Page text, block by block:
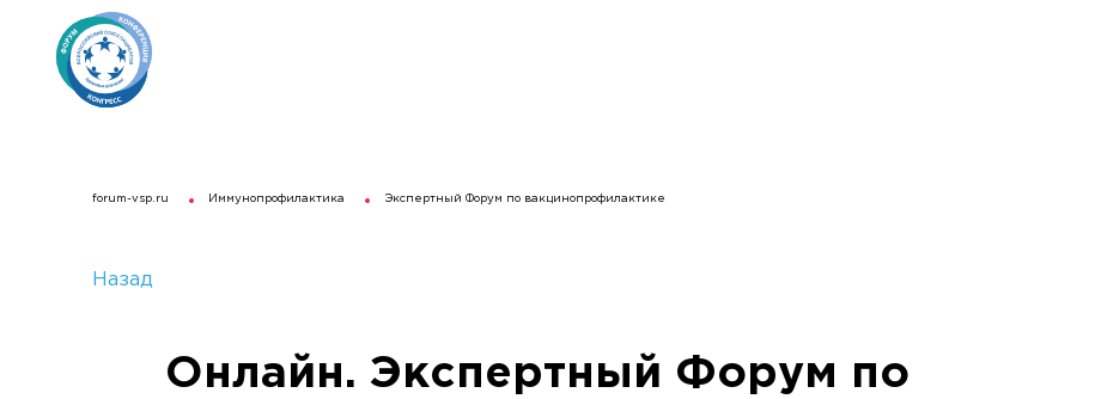
forum-vsp.ru Иммунопрофилактика Экспертный Форум по вакцинопрофилактике
Назад
Онлайн. Экспертный Форум по